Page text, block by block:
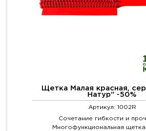
Щетка Малая красная,
Натур" -50%
Артикул: 1002R
Сочетание гибкости и
Многофункциональная щетка